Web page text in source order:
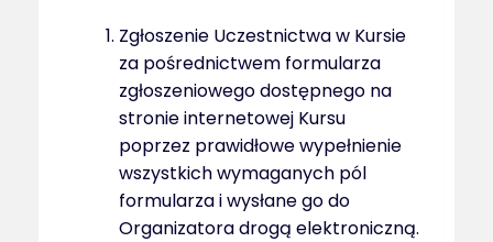
Zgłoszenie Uczestnictwa w Kursie
za pośrednictwem formularza
zgłoszeniowego dostępnego na
stronie internetowej Kursu
poprzez prawidłowe wypełnienie
wszystkich wymaganych pól
formularza i wysłane go do
Organizatora drogą elektroniczną.